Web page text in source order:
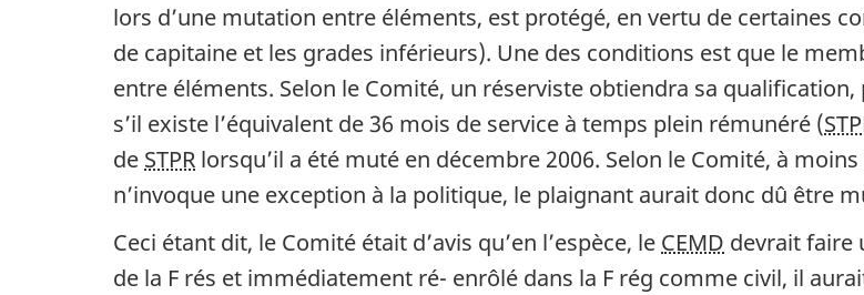
lors d’une mutation entre éléments, est protégé, en vertu de certaines
de capitaine et les grades inférieurs). Une des conditions est que le
entre éléments. Selon le Comité, un réserviste obtiendra sa
s’il existe l’équivalent de 36 mois de service à temps plein rémunéré (
de STPR lorsqu’il a été muté en décembre 2006. Selon le Comité, à
n’invoque une exception à la politique, le plaignant aurait donc dû être
Ceci étant dit, le Comité était d’avis qu’en l’espèce, le CEMD devrait faire
de la F rés et immédiatement ré- enrôlé dans la F rég comme civil, il